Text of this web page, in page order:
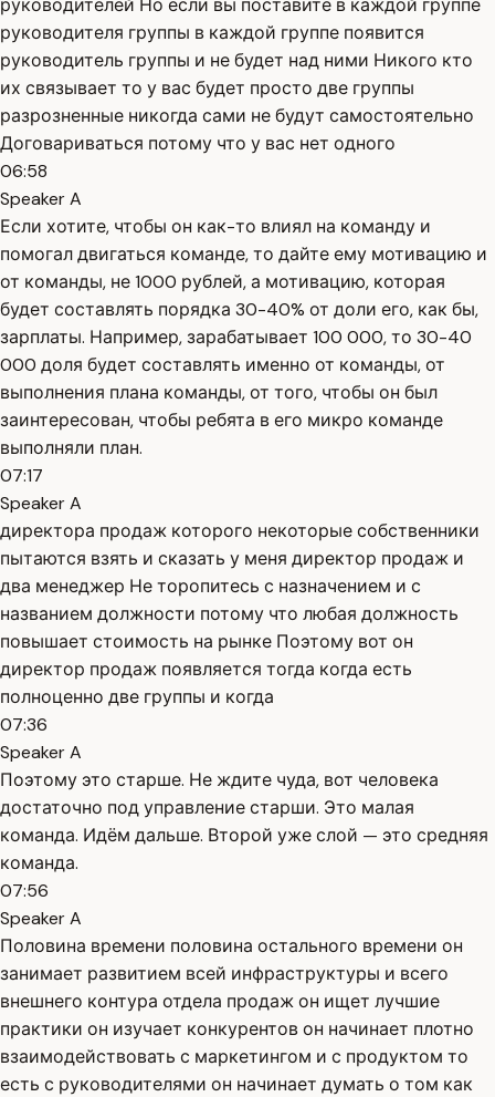
руководителей Но если вы поставите в каждой группе
руководителя группы в каждой группе появится
руководитель группы и не будет над ними Никого кто
их связывает то у вас будет просто две группы
разрозненные никогда сами не будут самостоятельно
Договариваться потому что у вас нет одного
06:58
Speaker A
Если хотите, чтобы он как-то влиял на команду и
помогал двигаться команде, то дайте ему мотивацию и
от команды, не 1000 рублей, а мотивацию, которая
будет составлять порядка 30-40% от доли его, как бы,
зарплаты. Например, зарабатывает 100 000, то 30-40
000 доля будет составлять именно от команды, от
выполнения плана команды, от того, чтобы он был
заинтересован, чтобы ребята в его микро команде
выполняли план.
07:17
Speaker A
директора продаж которого некоторые собственники
пытаются взять и сказать у меня директор продаж и
два менеджер Не торопитесь с назначением и с
названием должности потому что любая должность
повышает стоимость на рынке Поэтому вот он
директор продаж появляется тогда когда есть
полноценно две группы и когда
07:36
Speaker A
Поэтому это старше. Не ждите чуда, вот человека
достаточно под управление старши. Это малая
команда. Идём дальше. Второй уже слой — это средняя
команда.
07:56
Speaker A
Половина времени половина остального времени он
занимает развитием всей инфраструктуры и всего
внешнего контура отдела продаж он ищет лучшие
практики он изучает конкурентов он начинает плотно
взаимодействовать с маркетингом и с продуктом то
есть с руководителями он начинает думать о том как